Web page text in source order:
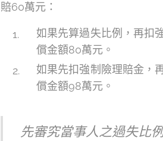
賠60萬元：
如果先算過失比例，再扣
償金額80萬元。
如果先扣強制險理賠金，
償金額98萬元。
先審究當事人之過失比